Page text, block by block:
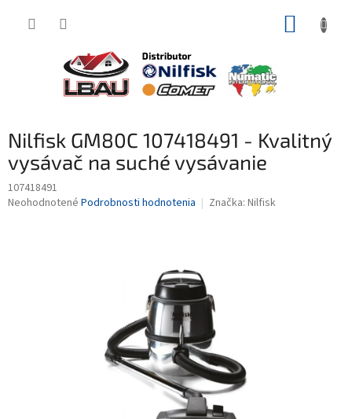
Nilfisk GM80C 107418491 - Kvalitný
vysávač na suché vysávanie
107418491
Priemerné
Neohodnotené Podrobnosti hodnotenia Značka: Nilfisk